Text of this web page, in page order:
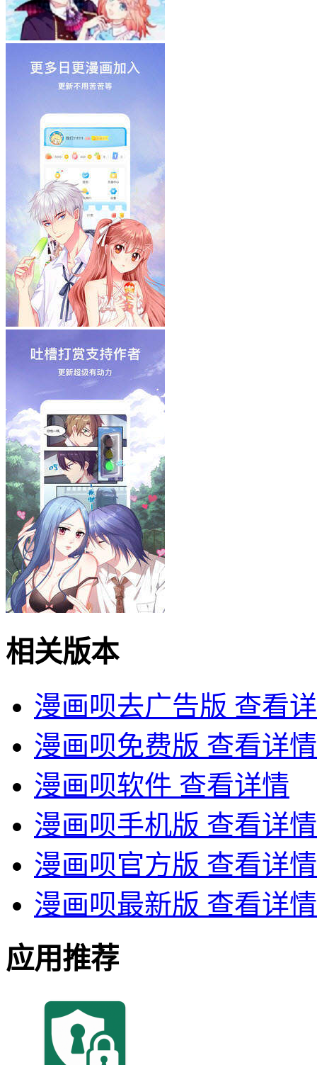
相关版本
漫画呗去广告版 查看
漫画呗免费版 查看详情
漫画呗软件 查看详情
漫画呗手机版 查看详情
漫画呗官方版 查看详情
漫画呗最新版 查看详情
应用推荐